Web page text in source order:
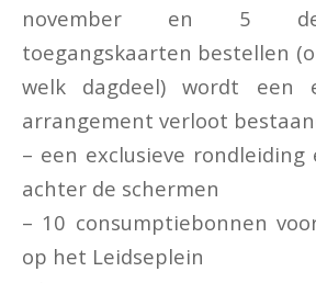
november en 5
toegangskaarten bestellen
welk dagdeel) wordt een
arrangement verloot
– een exclusieve rondleiding
achter de schermen
– 10 consumptiebonnen
op het Leidseplein